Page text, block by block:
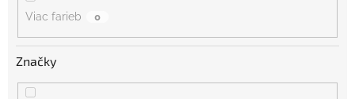
Viac farieb 0
Značky